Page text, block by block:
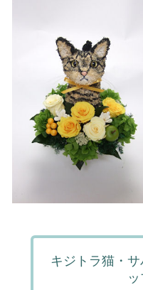
キジトラ猫・